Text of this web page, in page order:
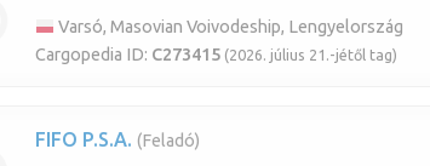
Varsó, Masovian Voivodeship, Lengyelország
Cargopedia ID: C273415 (2026. július 21.-jétől tag)
FIFO P.S.A. (Feladó)